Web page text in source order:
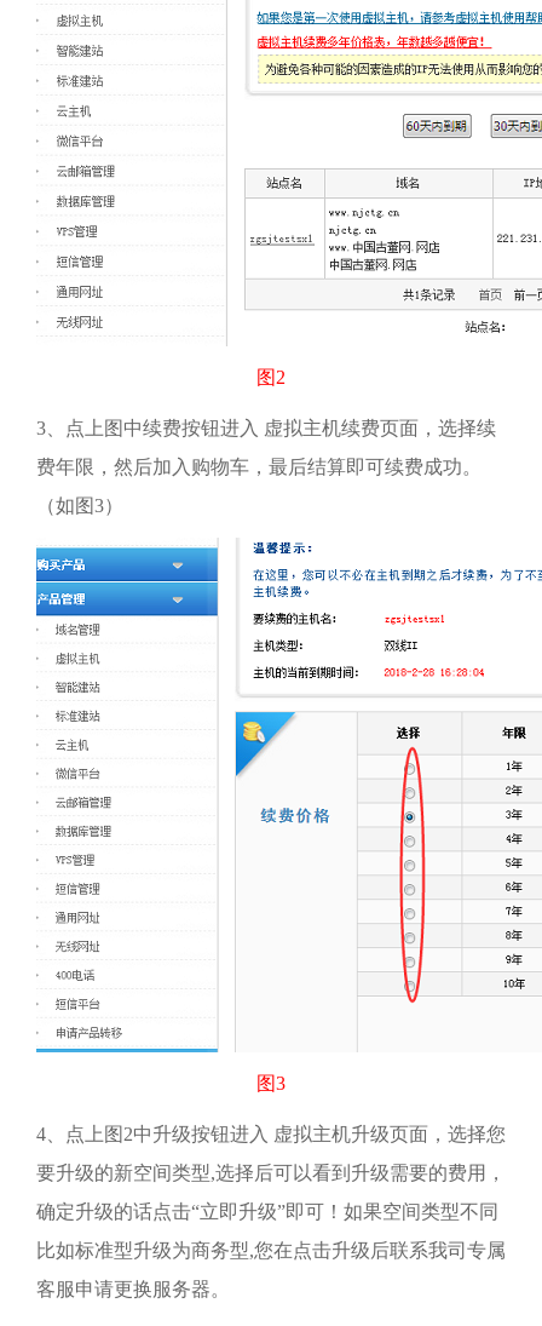
图2
3、
点上图中续费按钮进入 虚拟主机续费页面，选择续
费年限，然后加入购物车，最后结算即可续费成功。
（如图3）
图3
4 、点上图 2中升级按钮进入 虚拟主机升级页面，选择您
要升级的新空间类型,选择后可以看到升级需要的费用，
确定升级的话点击“立即升级”即可！如果空间类型不同
比如标准型升级为商务型,您在点击升级后联系我司专属
客服申请更换服务器。